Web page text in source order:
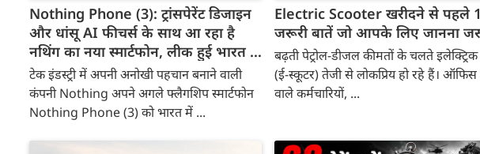
Nothing Phone (3): ट्रांसपेरेंट डिजाइन
और धांसू AI फीचर्स के साथ आ रहा है
नथिंग का नया स्मार्टफोन, लीक हुई भारत में
कीमत!
टेक इंडस्ट्री में अपनी अनोखी पहचान बनाने वाली
कंपनी Nothing अपने अगले फ्लैगशिप स्मार्टफोन
Nothing Phone (3) को भारत में ...
Electric Scooter खरीदने से पहले
जरूरी बातें जो आपके लिए जानना
बढ़ती पेट्रोल-डीजल कीमतों के चलते
(ई-स्कूटर) तेजी से लोकप्रिय हो रहे हैं।
वाले कर्मचारियों, ...